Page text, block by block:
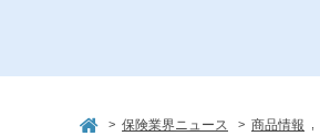
> 保険業界ニュース > 商品情報